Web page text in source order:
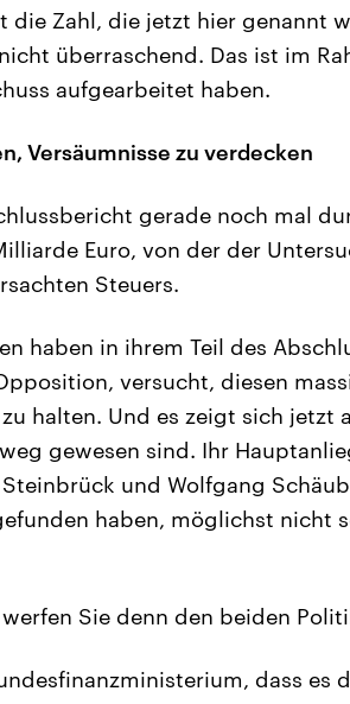
die Zahl, die jetzt hier genannt
überraschend. Das ist im
aufgearbeitet haben.
Versäumnisse zu verdecken
gerade noch mal
Euro, von der der
Steuers.
haben in ihrem Teil des
versucht, diesen
halten. Und es zeigt sich jetzt
gewesen sind. Ihr
und Wolfgang
haben, möglichst nicht
Sie denn den beiden
dass es